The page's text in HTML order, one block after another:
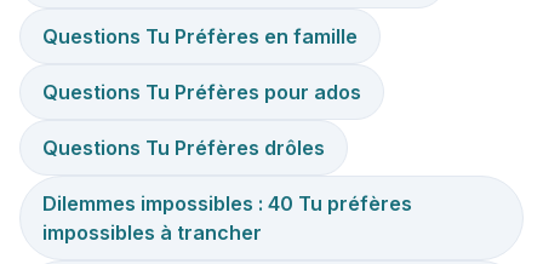
Questions Tu Préfères en famille
Questions Tu Préfères pour ados
Questions Tu Préfères drôles
Dilemmes impossibles : 40 Tu préfères
impossibles à trancher